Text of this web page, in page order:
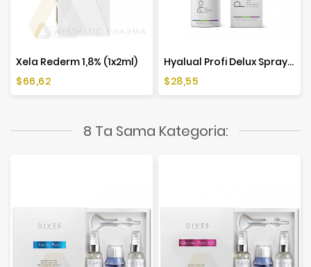
Xela Rederm 1,8% (1x2ml)
Cena
$66,62
Hyalual Profi Delux Spray 50ml
Cena
$28,55
8 Ta Sama Kategoria: